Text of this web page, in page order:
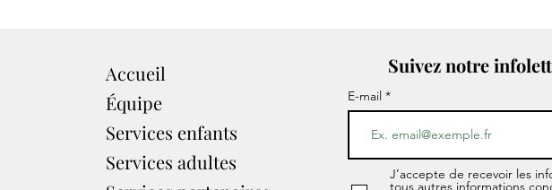
Accueil
Équipe
Services enfants
Services adultes
Suivez notre
E-mail
J’accepte de recevoir les
tous autres informations